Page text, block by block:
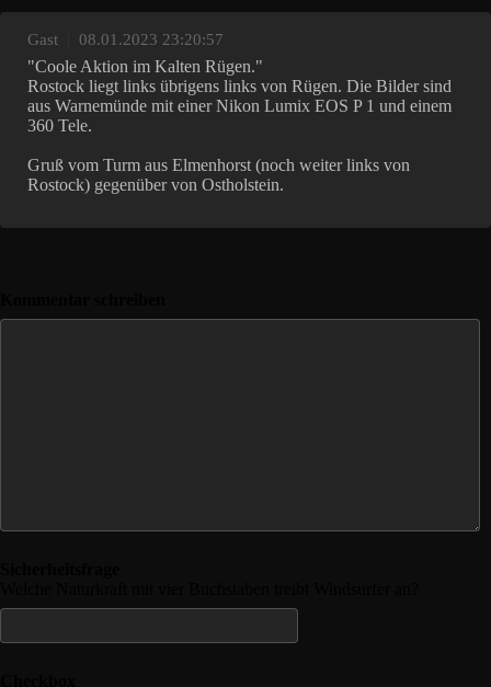
Gast 08.01.2023 23:20:57
"Coole Aktion im Kalten Rügen."
Rostock liegt links übrigens links von Rügen. Die Bilder sind
aus Warnemünde mit einer Nikon Lumix EOS P 1 und einem
360 Tele.
Gruß vom Turm aus Elmenhorst (noch weiter links von
Rostock) gegenüber von Ostholstein.